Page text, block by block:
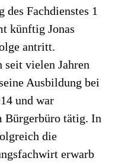
Fachdienstes 1
künftig Jonas
antritt.
seit vielen Jahren
Ausbildung bei
und war
Bürgerbüro tätig. In
die
erwarb